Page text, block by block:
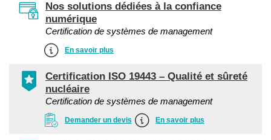
Nos solutions dédiées à la confiance
numérique
Certification de systèmes de management
En savoir plus
Certification ISO 19443 – Qualité et sûreté
nucléaire
Certification de systèmes de management
Demander un devis En savoir plus